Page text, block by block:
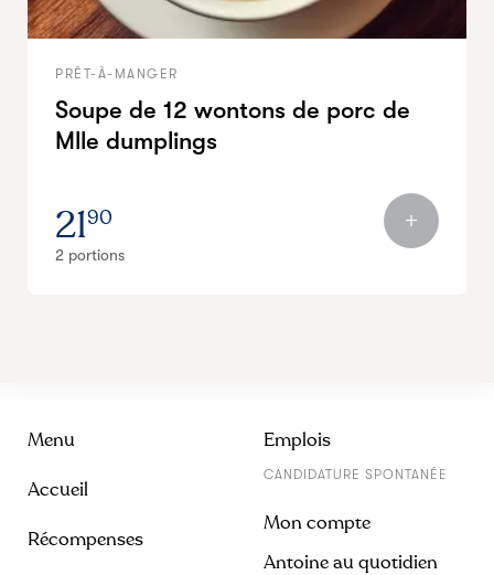
PRÊT-À-MANGER
Soupe de 12 wontons de porc de
Mlle dumplings
2190
2 portions
Menu
Accueil
Récompenses
Emplois
CANDIDATURE SPONTANÉE
Mon compte
Antoine au quotidien